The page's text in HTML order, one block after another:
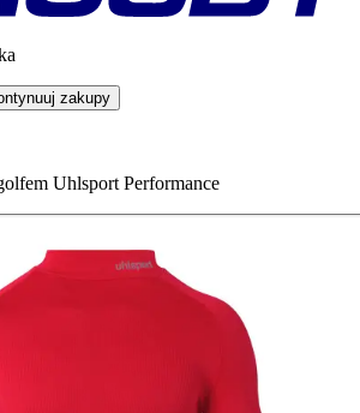
zakupy
Uhlsport Performance